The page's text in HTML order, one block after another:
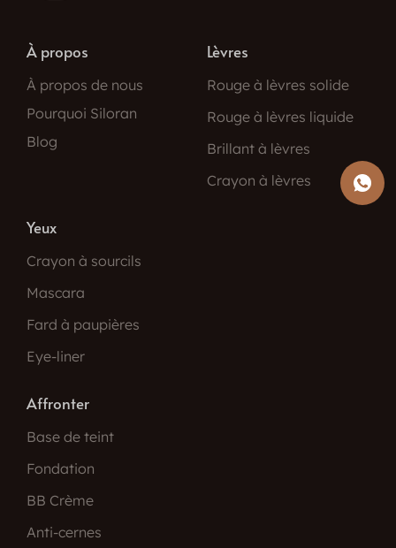
À propos
À propos de nous
Pourquoi Siloran
Blog
Lèvres
Rouge à lèvres solide
Rouge à lèvres liquide
Brillant à lèvres
Crayon à lèvres
Yeux
Crayon à sourcils
Mascara
Fard à paupières
Eye-liner
Affronter
Base de teint
Fondation
BB Crème
Anti-cernes